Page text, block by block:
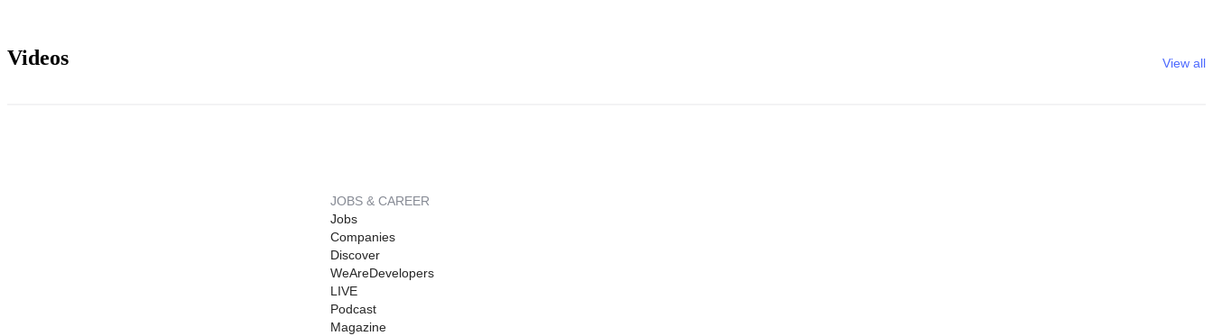
Videos View all
JOBS & CAREER
Jobs
Companies
Discover
WeAreDevelopers
LIVE
Podcast
Magazine